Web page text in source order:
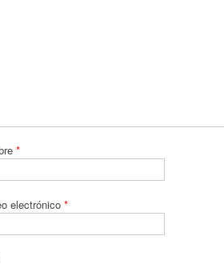
*
electrónico *